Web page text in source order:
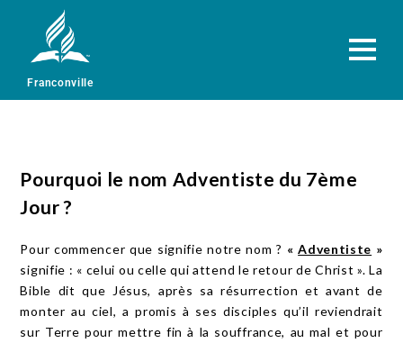
Franconville
Pourquoi le nom Adventiste du 7ème
Jour ?
Pour commencer que signifie notre nom ? «Adventiste »
signifie : « celui ou celle qui attend le retour de Christ ». La
Bible dit que Jésus, après sa résurrection et avant de
monter au ciel, a promis à ses disciples qu’il reviendrait
sur Terre pour mettre fin à la souffrance, au mal et pour